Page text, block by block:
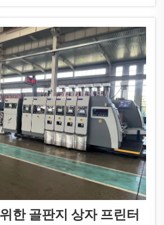
한 골판지 상자 프린터